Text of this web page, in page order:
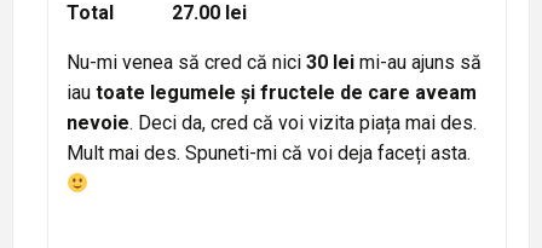
Total 27.00 lei
Nu-mi venea să cred că nici 30 lei mi-au ajuns să
iau toate legumele și fructele de care aveam
nevoie. Deci da, cred că voi vizita piața mai des.
Mult mai des. Spuneti-mi că voi deja faceți asta.